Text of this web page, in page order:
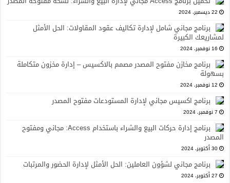
22 ديسمبر، 2024
برنامج مجاني شامل لإدارة تكاليف عقود المقاولات: الحل الأمثل
لمشاريعك الكبيرة
16 نوفمبر، 2024
برنامج مخازن مفتوح المصدر مصمم بالاكسيس – إدارة مخزون متكاملة
بسهولة
12 نوفمبر، 2024
برنامج اكسيس مجاني لإدارة المستودعات مفتوح المصدر
7 نوفمبر، 2024
برنامج إدارة حركات البيع والشراء باستخدام Access: مجاني ومفتوح
المصدر
30 أكتوبر، 2024
برنامج مجاني لشؤون العاملين: الحل الأمثل لإدارة الحضور والمرتبات
27 أكتوبر، 2024